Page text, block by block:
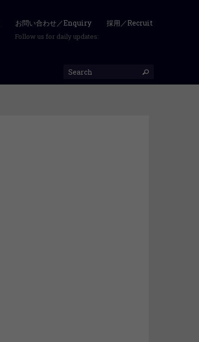
お問い合わせ／Enquiry 採用／Recruit
Follow us for daily updates: